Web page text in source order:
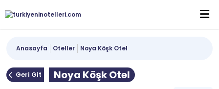
Anasayfa Oteller Noya Köşk Otel
Geri Git
Noya Köşk Otel